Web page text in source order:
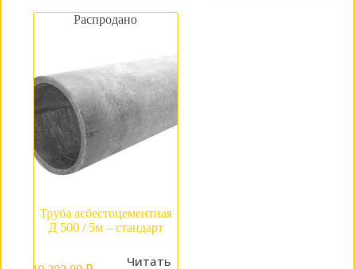
Распродано
Труба асбестоцементная
Д 500 / 5м – стандарт
Читать